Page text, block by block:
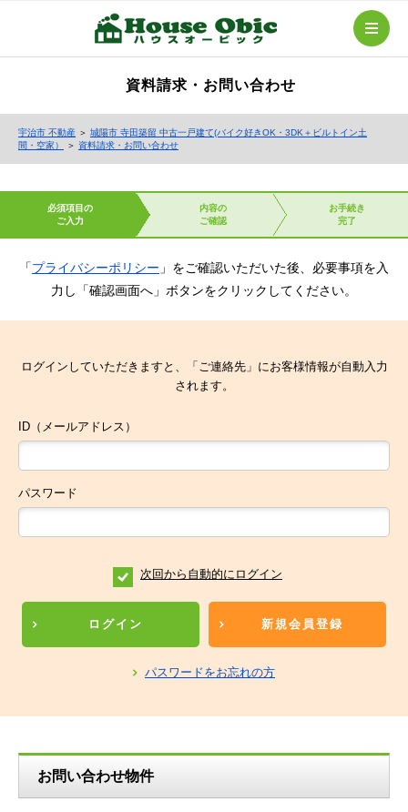
資料請求・お問い合わせ
宇治市 不動産 ＞ 城陽市 寺田築留 中古一戸建て(バイク好きOK・3DK＋ビルトイン土
間・空家）
＞ 資料請求・お問い合わせ
必須項目の
ご入力
内容の
ご確認
お手続き
完了
「プライバシーポリシー 」をご確認いただいた後、必要事項を入
力し「確認画面へ」ボタンをクリックしてください。
ログインしていただきますと、「ご連絡先」にお客様情報が自動入力
されます。
ID（メールアドレス）
パスワード
次回から自動的にログイン
ログイン 新規会員登録
パスワードをお忘れの方
お問い合わせ物件